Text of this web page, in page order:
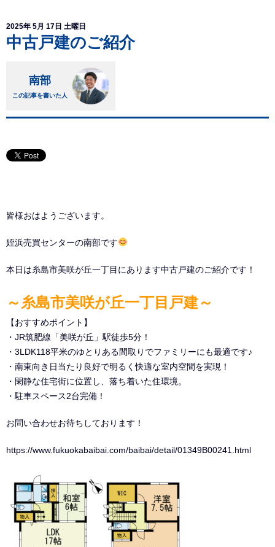
2025年 5月 17日 土曜日
中古戸建のご紹介
南部
この記事を書いた人
皆様おはようございます。
姪浜売買センターの南部です
本日は糸島市美咲が丘一丁目にあります中古戸建のご紹介です！
～糸島市美咲が丘一丁目戸建～
【おすすめポイント】
・JR筑肥線「美咲が丘」駅徒歩5分！
・3LDK118平米のゆとりある間取りでファミリーにも最適です♪
・南東向き日当たり良好で明るく快適な室内空間を実現！
・閑静な住宅街に位置し、落ち着いた住環境。
・駐車スペース2台完備！
お問い合わせお待ちしております！
https://www.fukuokabaibai.com/baibai/detail/01349B00241.html